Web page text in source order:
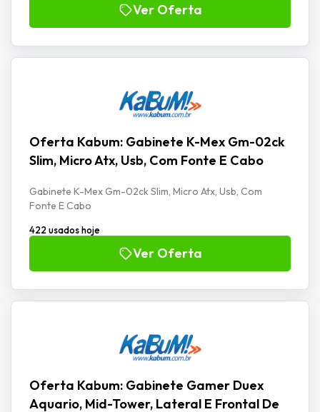
Ver Oferta
Oferta Kabum: Gabinete K-Mex Gm-02ck
Slim, Micro Atx, Usb, Com Fonte E Cabo
Gabinete K-Mex Gm-02ck Slim, Micro Atx, Usb, Com
Fonte E Cabo
422 usados hoje
Ver Oferta
Oferta Kabum: Gabinete Gamer Duex
Aquario, Mid-Tower, Lateral E Frontal De